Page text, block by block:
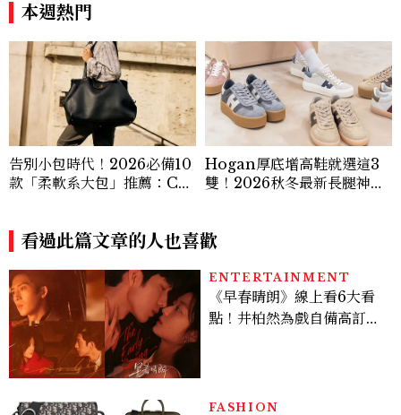
本週熱門
告別小包時代！2026必備10
款「柔軟系大包」推薦：Ch
Hogan厚底增高鞋就選這3
雙！2026秋冬最新長腿神
看過此篇文章的人也喜歡
ENTERTAINMENT
《早春晴朗》線上看6大看
點！井柏然為戲自備高訂，
FASHION